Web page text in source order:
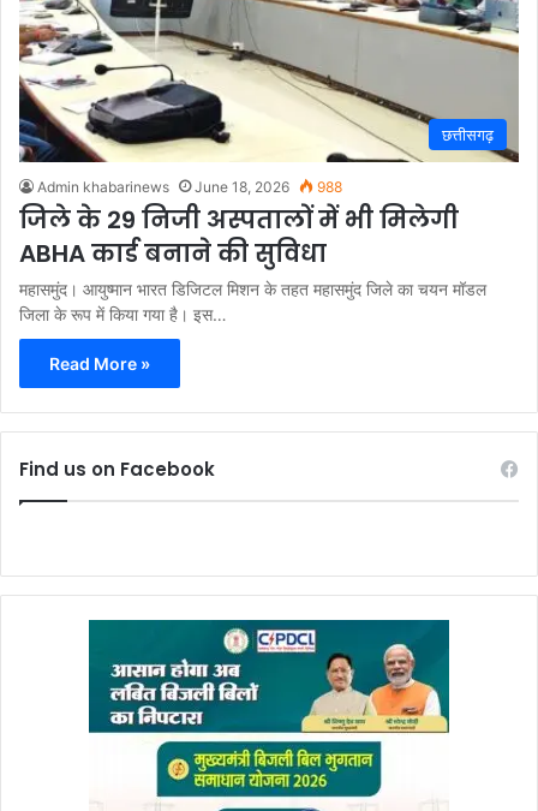
छत्तीसगढ़
Admin khabarinews June 18, 2026 988
जिले के 29 निजी अस्पतालों में भी मिलेगी
ABHA कार्ड बनाने की सुविधा
महासमुंद। आयुष्मान भारत डिजिटल मिशन के तहत महासमुंद जिले का चयन मॉडल
जिला के रूप में किया गया है। इस…
Read More »
Find us on Facebook